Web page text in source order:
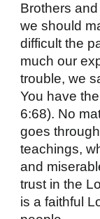
Brothers
we should
difficult the
much our
trouble, we
You have
6:68). No
goes
teachings,
and
trust in the
is a faithful